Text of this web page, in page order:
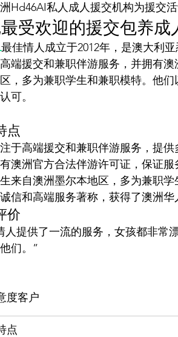
Hd46AI私人成人援交机构为援交
受欢迎的援交包养
最佳情人成立于2012年，是澳大利
端援交和兼职伴游服务，并拥有
，多为兼职学生和兼职模特。他
点
于高端援交和兼职伴游服务，提
澳洲官方合法伴游许可证，保证
来自澳洲墨尔本地区，多为兼职
信和高端服务著称，获得了澳洲
价
人提供了一流的服务，女孩都非常
们。”
度客户
点